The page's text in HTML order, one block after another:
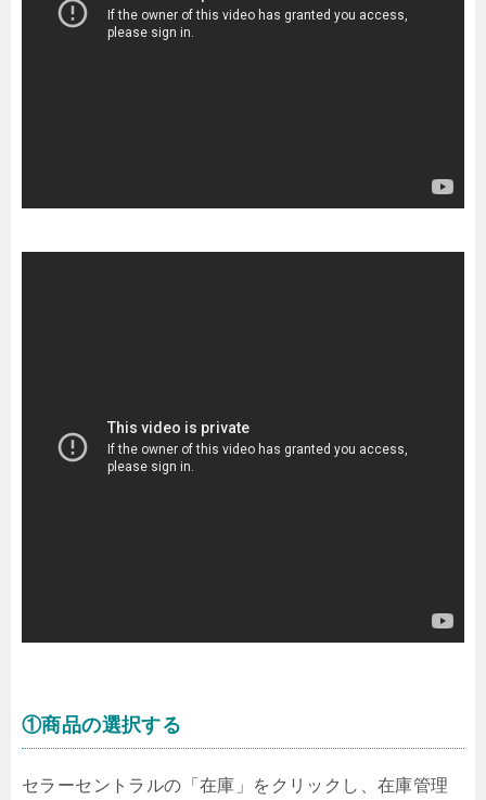
①商品の選択する
セラーセントラルの「在庫」をクリックし、在庫管理